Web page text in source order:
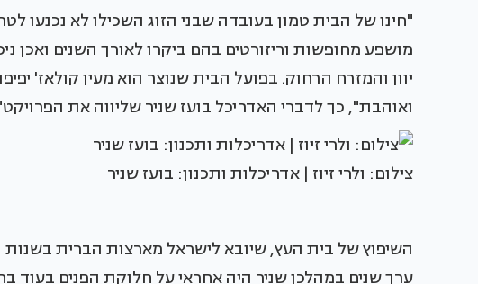
"חינו של הבית טמון בעובדה שבני הזוג השכילו לא נכנעו
מושפע מחופשות וריזורטים בהם ביקרו לאורך השנים ואכן
יוון והמזרח הרחוק. בפועל הבית שנוצר הוא מעין קולאז'
ואוהבת", כך לדברי האדריכל בועז שניר שליווה את
צילום: ולרי זיוז | אדריכלות ותכנון: בועז שניר
ערך שנים במהלכן שניר היה אחראי על חלוקת הפנים בעוד